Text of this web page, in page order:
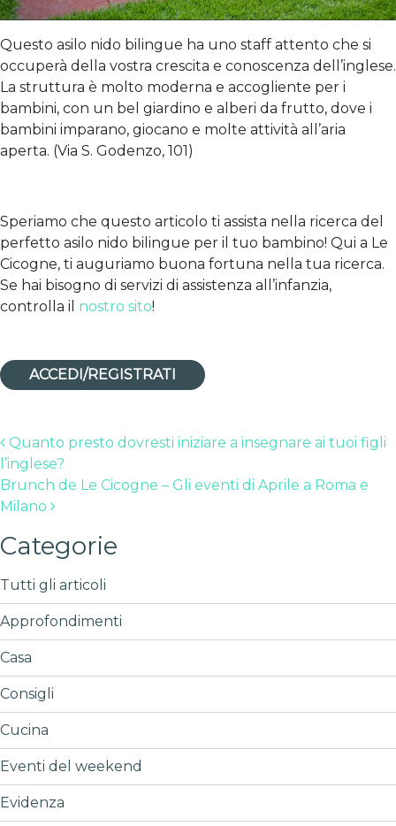
Questo asilo nido bilingue ha uno staff attento che si
occuperà della vostra crescita e conoscenza dell’inglese.
La struttura è molto moderna e accogliente per i
bambini, con un bel giardino e alberi da frutto, dove i
bambini imparano, giocano e molte attività all’aria
aperta. (Via S. Godenzo, 101)
Speriamo che questo articolo ti assista nella ricerca del
perfetto asilo nido bilingue per il tuo bambino! Qui a Le
Cicogne, ti auguriamo buona fortuna nella tua ricerca.
Se hai bisogno di servizi di assistenza all’infanzia,
controlla il nostro sito!
ACCEDI/REGISTRATI
Post navigation
Quanto presto dovresti iniziare a insegnare ai tuoi figli
l’inglese?
Brunch de Le Cicogne – Gli eventi di Aprile a Roma e
Milano
Categorie
Tutti gli articoli
Approfondimenti
Casa
Consigli
Cucina
Eventi del weekend
Evidenza